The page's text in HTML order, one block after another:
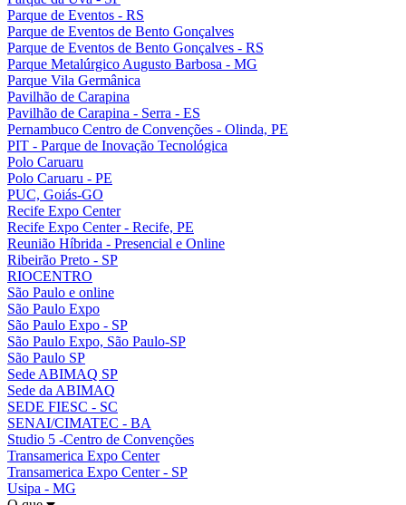
Parque de Eventos - RS
Parque de Eventos de Bento Gonçalves
Parque de Eventos de Bento Gonçalves - RS
Parque Metalúrgico Augusto Barbosa - MG
Parque Vila Germânica
Pavilhão de Carapina
Pavilhão de Carapina - Serra - ES
Pernambuco Centro de Convenções - Olinda, PE
PIT - Parque de Inovação Tecnológica
Polo Caruaru
Polo Caruaru - PE
PUC, Goiás-GO
Recife Expo Center
Recife Expo Center - Recife, PE
Reunião Híbrida - Presencial e Online
Ribeirão Preto - SP
RIOCENTRO
São Paulo e online
São Paulo Expo
São Paulo Expo - SP
São Paulo Expo, São Paulo-SP
São Paulo SP
Sede ABIMAQ SP
Sede da ABIMAQ
SEDE FIESC - SC
SENAI/CIMATEC - BA
Studio 5 -Centro de Convenções
Transamerica Expo Center
Transamerica Expo Center - SP
Usipa - MG